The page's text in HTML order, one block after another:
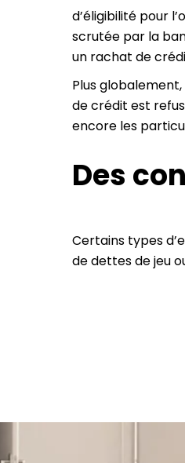
d’éligibilité pour
scrutée par la
un rachat de
Plus
de crédit est
encore les
Des
Certains types
de dettes de jeu